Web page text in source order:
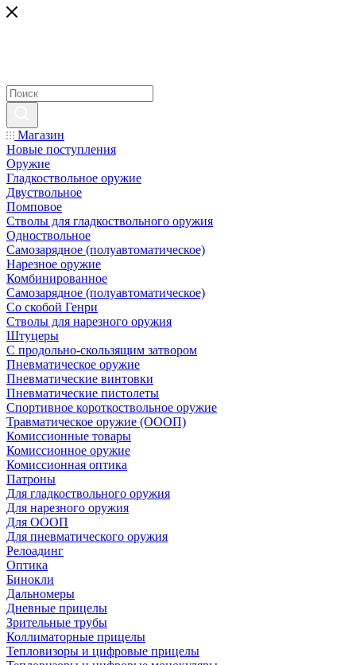
Магазин
Новые поступления
Оружие
Гладкоствольное оружие
Двуствольное
Помповое
Стволы для гладкоствольного оружия
Одноствольное
Самозарядное (полуавтоматическое)
Нарезное оружие
Комбинированное
Самозарядное (полуавтоматическое)
Со скобой Генри
Стволы для нарезного оружия
Штуцеры
С продольно-скользящим затвором
Пневматическое оружие
Пневматические винтовки
Пневматические пистолеты
Спортивное короткоствольное оружие
Травматическое оружие (ОООП)
Комиссионные товары
Комиссионное оружие
Комиссионная оптика
Патроны
Для гладкоствольного оружия
Для нарезного оружия
Для ОООП
Для пневматического оружия
Релоадинг
Оптика
Бинокли
Дальномеры
Дневные прицелы
Зрительные трубы
Коллиматорные прицелы
Тепловизоры и цифровые прицелы